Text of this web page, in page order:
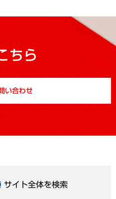
ちら
い合わせ
サイト全体を検索